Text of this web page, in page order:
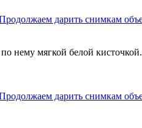
нему мягкой белой кисточкой.